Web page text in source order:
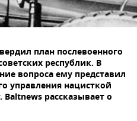
план послевоенного
республик. В
вопроса ему представил
управления нацисткой
рассказывает о